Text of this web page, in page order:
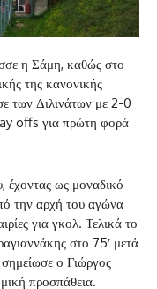
η Σάμη, καθώς στο
της κανονικής
των Διλινάτων με 2-0
offs για πρώτη φορά
ως μοναδικό
την αρχή του αγώνα
για γκολ. Τελικά το
στο 75′ μετά
ο Γιώργος
προσπάθεια.